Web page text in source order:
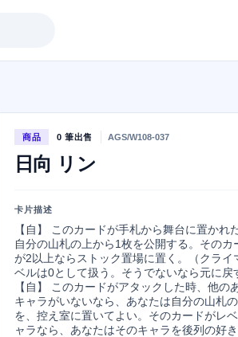
商品 0 筆出售 AGS/W108-037
日向 リン
卡片描述
【自】 このカードが手札から舞台に置かれ
自分の山札の上から1枚を公開する。そのカ
が2以上ならストック置場に置く。（クライ
ベルは0として扱う。そうでないなら元に戻
【自】 このカードがアタックした時、他の
キャラがいないなら、あなたは自分の山札
を、控え室に置いてよい。そのカードがレ
ャラなら、あなたはそのキャラを後列の好き